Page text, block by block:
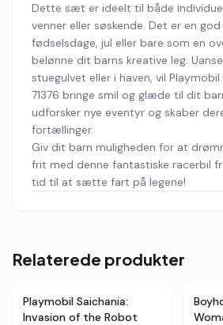
Dette sæt er ideelt til både
venner eller søskende. Det er en
fødselsdage, jul eller bare som en
belønne dit barns kreative leg.
stuegulvet eller i haven, vil
71376 bringe smil og glæde til dit
udforsker nye eventyr og skaber
fortællinger.
Giv dit barn muligheden for at
frit med denne fantastiske racerbil
tid til at sætte fart på legene!
Relaterede produkter
Playmobil Saichania:
Invasion of the Robot